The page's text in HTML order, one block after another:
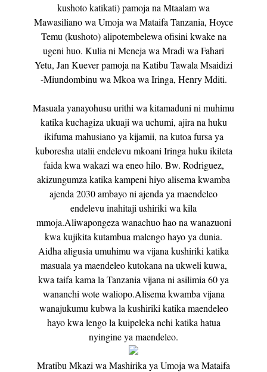
kushoto katikati) pamoja na Mtaalam wa
Mawasiliano wa Umoja wa Mataifa Tanzania, Hoyce
Temu (kushoto) alipotembelewa ofisini kwake na
ugeni huo. Kulia ni Meneja wa Mradi wa Fahari
Yetu, Jan Kuever pamoja na Katibu Tawala Msaidizi
-Miundombinu wa Mkoa wa Iringa, Henry Mditi.
Masuala yanayohusu urithi wa kitamaduni ni muhimu
katika kuchagiza ukuaji wa uchumi, ajira na huku
ikifuma mahusiano ya kijamii, na kutoa fursa ya
kuboresha utalii endelevu mkoani Iringa huku ikileta
faida kwa wakazi wa eneo hilo. Bw. Rodriguez,
akizungumza katika kampeni hiyo alisema kwamba
ajenda 2030 ambayo ni ajenda ya maendeleo
endelevu inahitaji ushiriki wa kila
mmoja.Aliwapongeza wanachuo hao na wanazuoni
kwa kujikita kutambua malengo hayo ya dunia.
Aidha aligusia umuhimu wa vijana kushiriki katika
masuala ya maendeleo kutokana na ukweli kuwa,
kwa taifa kama la Tanzania vijana ni asilimia 60 ya
wananchi wote waliopo.Alisema kwamba vijana
wanajukumu kubwa la kushiriki katika maendeleo
hayo kwa lengo la kuipeleka nchi katika hatua
nyingine ya maendeleo.
Mratibu Mkazi wa Mashirika ya Umoja wa Mataifa